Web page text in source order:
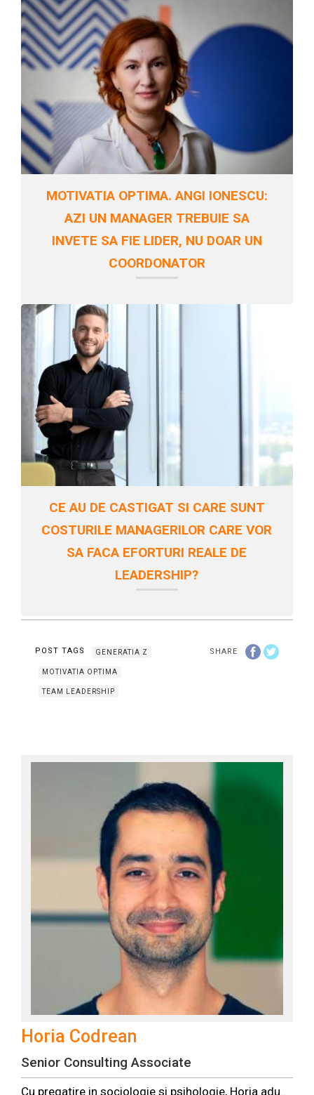
MOTIVATIA OPTIMA. ANGI IONESCU:
AZI UN MANAGER TREBUIE SA
INVETE SA FIE LIDER, NU DOAR UN
COORDONATOR
CE AU DE CASTIGAT SI CARE SUNT
COSTURILE MANAGERILOR CARE VOR
SA FACA EFORTURI REALE DE
LEADERSHIP?
SHARE
POST TAGS GENERATIA Z
MOTIVATIA OPTIMA
TEAM LEADERSHIP
Horia Codrean
Senior Consulting Associate
Cu pregatire in sociologie si psihologie, Horia adu..